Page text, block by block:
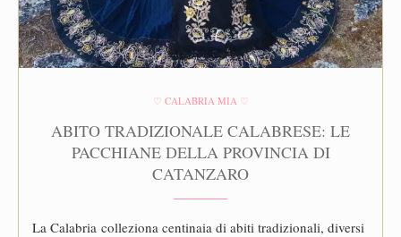
♡ CALABRIA MIA ♡
ABITO TRADIZIONALE CALABRESE: LE
PACCHIANE DELLA PROVINCIA DI
CATANZARO
La Calabria colleziona centinaia di abiti tradizionali, diversi